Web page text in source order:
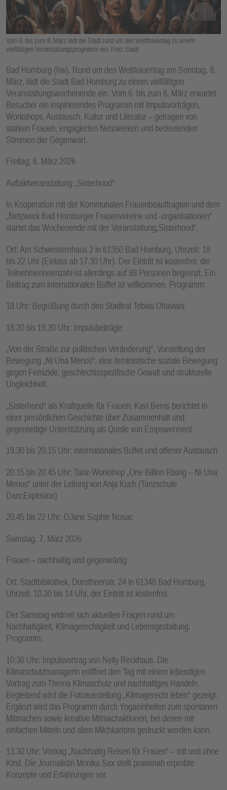
Vom 6. bis zum 8. März lädt die Stadt rund um den Weltfrauentag zu einem
vielfältigen Veranstaltungsprogramm ein. Foto: Stadt
Bad Homburg (hw). Rund um den Weltfrauentag am Sonntag, 8.
März, lädt die Stadt Bad Homburg zu einem vielfältigen
Veranstaltungswochenende ein. Vom 6. bis zum 8. März erwartet
Besucher ein inspirierendes Programm mit Impulsvorträgen,
Workshops, Austausch, Kultur und Literatur – getragen von
starken Frauen, engagierten Netzwerken und bedeutenden
Stimmen der Gegenwart.
Freitag, 6. März 2026
Auftaktveranstaltung „Sisterhood“
In Kooperation mit der Kommunalen Frauenbeauftragten und dem
„Netzwerk Bad Homburger Frauenvereine und -organisationen“
startet das Wochenende mit der Veranstaltung„Sisterhood“.
Ort: Am Schwesternhaus 2 in 61350 Bad Homburg, Uhrzeit: 18
bis 22 Uhr (Einlass ab 17.30 Uhr). Der Eintritt ist kostenfrei, die
Teilnehmerinnenzahl ist allerdings auf 88 Personen begrenzt. Ein
Beitrag zum internationalen Buffet ist willkommen. Programm:
18 Uhr: Begrüßung durch den Stadtrat Tobias Ottaviani
18.20 bis 19.30 Uhr: Impulsbeiträge:
„Von der Straße zur politischen Veränderung“, Vorstellung der
Bewegung „Ni Una Menos“, eine feministische soziale Bewegung
gegen Femizide, geschlechtsspezifische Gewalt und strukturelle
Ungleichheit.
„Sisterhood“ als Kraftquelle für Frauen: Kavi Berns berichtet in
einer persönlichen Geschichte über Zusammenhalt und
gegenseitige Unterstützung als Quelle von Empowerment.
19.30 bis 20.15 Uhr: Internationales Buffet und offener Austausch
20.15 bis 20.45 Uhr: Tanz-Workshop „One Billion Rising – Ni Una
Menos“ unter der Leitung von Anja Kuch (Tanzschule
DancExplosion)
20.45 bis 22 Uhr: DJane Sophie Nosac
Samstag, 7. März 2026
Frauen – nachhaltig und gegenwärtig
Ort: Stadtbibliothek, Dorotheenstr. 24 in 61348 Bad Homburg,
Uhrzeit: 10.30 bis 14 Uhr, der Eintritt ist kostenfrei.
Der Samstag widmet sich aktuellen Fragen rund um
Nachhaltigkeit, Klimagerechtigkeit und Lebensgestaltung.
Programm:
10:30 Uhr: Impulsvortrag von Nelly Reckhaus. Die
Klimaschutzmanagerin eröffnet den Tag mit einem lebendigen
Vortrag zum Thema Klimaschutz und nachhaltiges Handeln.
Begleitend wird die Fotoausstellung „Klimagerecht leben“ gezeigt.
Ergänzt wird das Programm durch Yogaeinheiten zum spontanen
Mitmachen sowie kreative Mitmachaktionen, bei denen mit
einfachen Mitteln und alten Milchkartons gedruckt werden kann.
13.30 Uhr: Vortrag „Nachhaltig Reisen für Frauen“ – mit und ohne
Kind. Die Journalistin Monika Sax stellt praxisnah erprobte
Konzepte und Erfahrungen vor.
E
N